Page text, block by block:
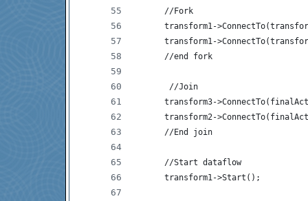
      //Fork
transform1-
transform1-
      //end fork
       //Join
transform3-
transform2-
      //End join
      //Start dataflow
      transform1->Start();